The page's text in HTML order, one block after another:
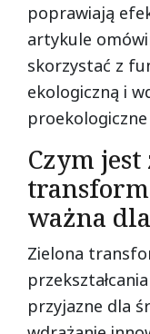
poprawiają
artykule
skorzystać z
ekologiczną i
Czym
ważna
Zielona
przyjazne dla